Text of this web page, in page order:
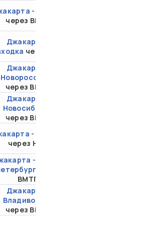
- Москва
через ВМКТ
Джакарта -
через ВСК
Джакарта -
Новороссийск
через ВМТП
Джакарта -
Новосибирск
через ВМТП
- Самара
через НЛЭ
- Санкт-
ВМТП
Джакарта -
Владивосток
через ВМТП